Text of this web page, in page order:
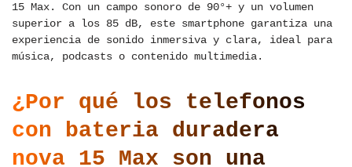
15 Max. Con un campo sonoro de 90°+ y un volumen
superior a los 85 dB, este smartphone garantiza una
experiencia de sonido inmersiva y clara, ideal para
música, podcasts o contenido multimedia.
¿Por qué los telefonos
con bateria duradera
nova 15 Max son una